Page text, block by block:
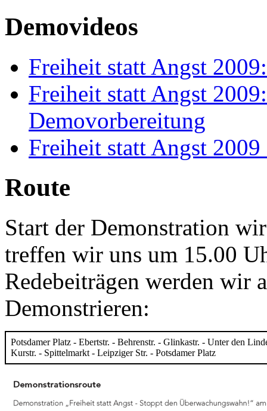
Demovideos
Freiheit statt Angst
Freiheit statt Angst
Demovorbereitung
Freiheit statt Angst
Route
Start der Demonstration
treffen wir uns um 15.00
Redebeiträgen werden wir
Demonstrieren:
Potsdamer Platz - Ebertstr. - Behrenstr. - Glinkastr. - Unter den
Kurstr. - Spittelmarkt - Leipziger Str. - Potsdamer Platz